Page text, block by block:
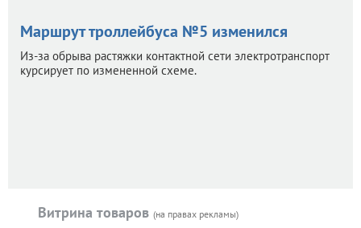
Маршрут троллейбуса №5 изменился
Из-за обрыва растяжки контактной сети электротранспорт
курсирует по измененной схеме.
Витрина товаров (на правах рекламы)